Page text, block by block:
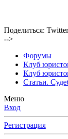
Поделиться: Twitter
-->
Форумы
Клуб
Клуб
Статьи.
Меню
Вход
Регистрация